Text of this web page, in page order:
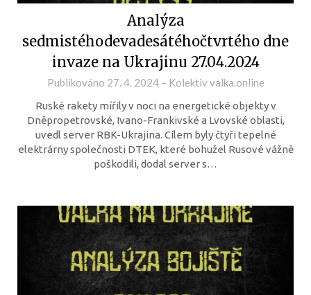
Analýza
sedmistéhodevadesátéhočtvrtého dne
invaze na Ukrajinu 27.04.2024
Publikováno 27. 4. 2024– Kolektiv valka.online
Ruské rakety mířily v noci na energetické objekty v
Dněpropetrovské, Ivano-Frankivské a Lvovské oblasti,
uvedl server RBK-Ukrajina. Cílem byly čtyři tepelné
elektrárny společnosti DTEK, které bohužel Rusové vážně
poškodili, dodal server s…